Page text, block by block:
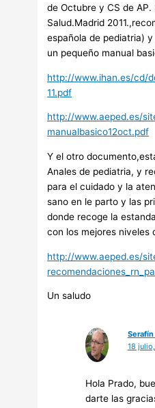
de Octubre y CS de
Salud.Madrid
española de pediatria)
un pequeño manual
http://www.ihan.es/cd/
11.pdf
http://www.aeped.es/
manualbasico12oct.pdf
Y el otro
Anales de pediatria, y
para el cuidado y la
sano en le parto y las
donde recoge la
con los mejores niveles
http://www.aeped.es/
Un saludo
18
Hola Prado,
darte las